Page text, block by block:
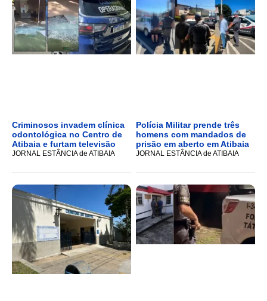
Criminosos invadem clínica
odontológica no Centro de
Atibaia e furtam televisão
JORNAL ESTÂNCIA de ATIBAIA
Polícia Militar prende três
homens com mandados de
prisão em aberto em Atibaia
JORNAL ESTÂNCIA de ATIBAIA